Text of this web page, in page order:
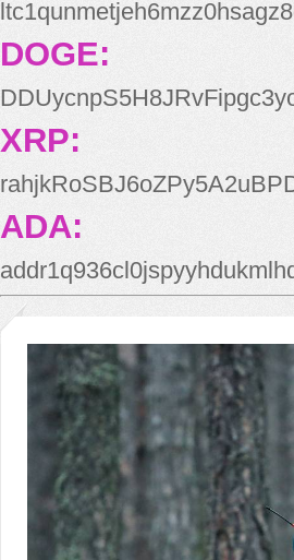
DOGE:
XRP:
ADA: